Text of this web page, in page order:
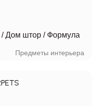
/Дом штор / Формула
Предметы интерьера